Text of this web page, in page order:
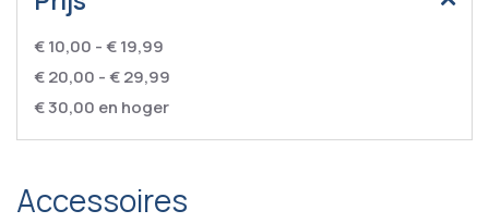
Accessoires
€ 10,00 -€ 19,99
€ 20,00 -€ 29,99
€ 30,00 en hoger